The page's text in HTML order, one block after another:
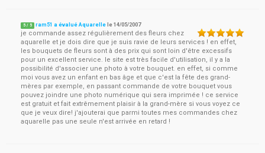
5 / 5 ram51 a évalué Aquarelle le14/05/2007
je commande assez régulièrement des fleurs chez
aquarelle et je dois dire que je suis ravie de leurs services ! en effet,
les bouquets de fleurs sont à des prix qui sont loin d'être excessifs
pour un excellent service. le site est très facile d'utilisation, il y a la
possibilité d'associer une photo à votre bouquet. en effet, si comme
moi vous avez un enfant en bas âge et que c'est la fête des grand-
mères par exemple, en passant commande de votre bouquet vous
pouvez joindre une photo numérique qui sera imprimée ! ce service
est gratuit et fait extrêmement plaisir à la grand-mère si vous voyez ce
que je veux dire! j'ajouterai que parmi toutes mes commandes chez
aquarelle pas une seule n'est arrivée en retard !